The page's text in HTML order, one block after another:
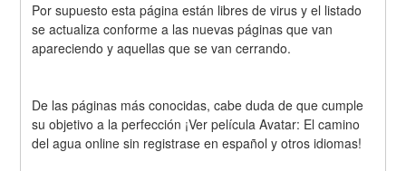
Por supuesto esta página están libres de virus y el listado
se actualiza conforme a las nuevas páginas que van
apareciendo y aquellas que se van cerrando.
De las páginas más conocidas, cabe duda de que cumple
su objetivo a la perfección ¡Ver película Avatar: El camino
del agua online sin registrase en español y otros idiomas!